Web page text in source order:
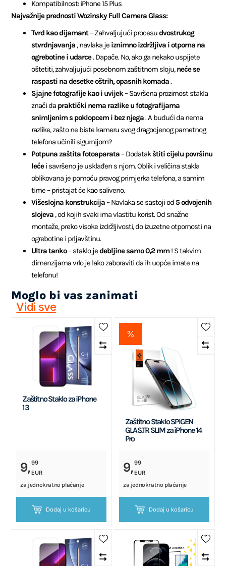
Kompatibilnost: iPhone 15 Plus
Najvažnije prednosti Wozinsky Full Camera Glass:
Tvrd kao dijamant– Zahvaljujući procesudvostrukog
stvrdnjavanja , navlaka je iznimno izdržljiva i otporna na
ogrebotine i udarce. Dapače. No, ako ga nekako uspijete
oštetiti, zahvaljujući posebnom zaštitnom sloju, neće se
raspasti na desetke oštrih, opasnih komada.
Sjajne fotografije kao i uvijek– Savršena prozirnost stakla
znači da praktički nema razlike u fotografijama
snimljenim s poklopcem i bez njega. A budući da nema
razlike, zašto ne biste kameru svog dragocjenog pametnog
telefona učinili sigurnijom?
Potpuna zaštita fotoaparata– Dodatakštiti cijelu površinu
lećei savršeno je usklađen s njom. Oblik i veličina stakla
oblikovana je pomoću pravog primjerka telefona, a samim
time – pristajat će kao saliveno.
Višeslojna konstrukcija– Navlaka se sastoji od 5 odvojenih
slojeva , od kojih svaki ima vlastitu korist. Od snažne
montaže, preko visoke izdržljivosti, do izuzetne otpornosti na
ogrebotine i prljavštinu.
Ultra tanko– staklo jedebljine samo 0,2 mm ! S takvim
dimenzijama vrlo je lako zaboraviti da ih uopće imate na
telefonu!
Moglo bi vas zanimati
Vidi sve
Zaštitno Staklo za iPhone
13
9,99
EUR
za jednokratno plaćanje
Dodaj u košaricu
%
Zaštitno Staklo SPIGEN
GLAS.TR SLIM za iPhone 14
Pro
9,99
EUR
za jednokratno plaćanje
Dodaj u košaricu